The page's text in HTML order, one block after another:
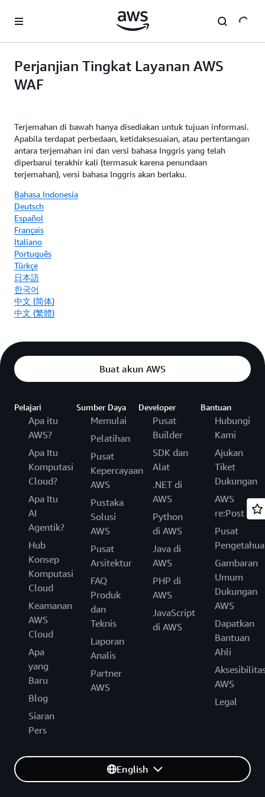
Perjanjian Tingkat Layanan AWS
WAF
Terjemahan di bawah hanya disediakan untuk tujuan informasi.
Apabila terdapat perbedaan, ketidaksesuaian, atau pertentangan
antara terjemahan ini dan versi bahasa Inggris yang telah
diperbarui terakhir kali (termasuk karena penundaan
terjemahan), versi bahasa Inggris akan berlaku.
Bahasa Indonesia
Deutsch
Español
Français
Italiano
Português
Türkçe
日本語
한국어
中文 (简体)
中文 (繁體)
Buat akun AWS
Pelajari
Apa itu
AWS?
Apa Itu
Komputasi
Cloud?
Apa Itu
AI
Agentik?
Hub
Konsep
Komputasi
Cloud
Keamanan
AWS
Cloud
Apa
yang
Baru
Blog
Siaran
Pers
Sumber Daya
Memulai
Pelatihan
Pusat
Kepercayaan
AWS
Pustaka
Solusi
AWS
Pusat
Arsitektur
FAQ
Produk
dan
Teknis
Laporan
Analis
Partner
AWS
Developer
Pusat
Builder
SDK dan
Alat
.NET di
AWS
Python
di AWS
Java di
AWS
PHP di
AWS
JavaScript
di AWS
Bantuan
Hubungi
Kami
Ajukan
Tiket
Dukungan
AWS
re:Post
Pusat
Gambaran
Umum
Dukungan
AWS
Dapatkan
Bantuan
Ahli
AWS
Legal
English